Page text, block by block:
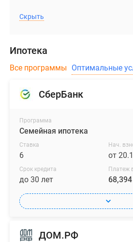
Скрыть
Ипотека
Все программы Оптимальные
СберБанк
Программа
Семейная ипотека
Ставка
6
Нач.
от
Срок кредита
до 30 лет
Платеж
ДОМ.РФ